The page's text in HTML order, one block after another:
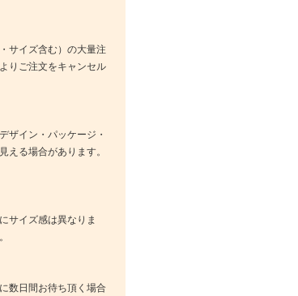
サイズ含む）の大量注
りご注文をキャンセル
ザイン・パッケージ・
える場合があります。
サイズ感は異なりま
数日間お待ち頂く場合